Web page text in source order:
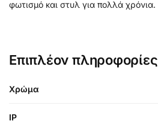
φωτισμό και στυλ για πολλά χρόνια.
Επιπλέον πληροφορίες
Χρώμα
IP